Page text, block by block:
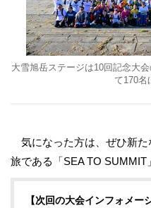
大雪旭岳ステージは10回記念大
て170名
気になった方は、ぜひ新た
旅である「SEA TO SUMMIT
【次回の大会インフォメー